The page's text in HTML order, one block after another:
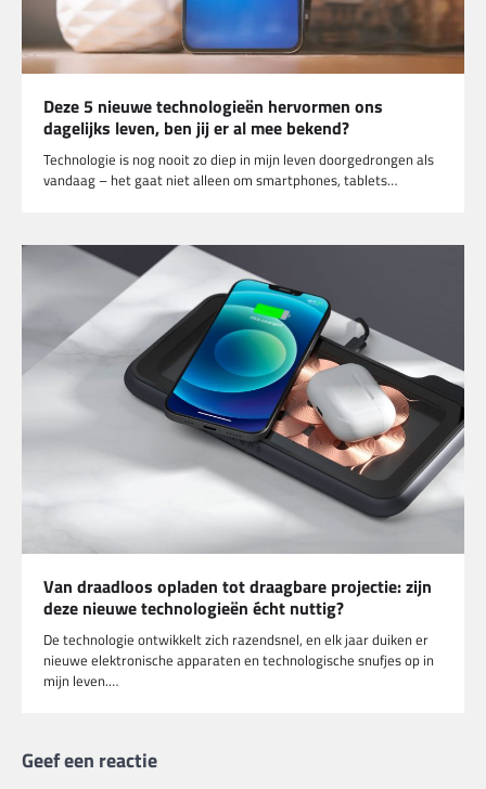
Deze 5 nieuwe technologieën hervormen ons
dagelijks leven, ben jij er al mee bekend?
Technologie is nog nooit zo diep in mijn leven doorgedrongen als
vandaag – het gaat niet alleen om smartphones, tablets…
Van draadloos opladen tot draagbare projectie: zijn
deze nieuwe technologieën écht nuttig?
De technologie ontwikkelt zich razendsnel, en elk jaar duiken er
nieuwe elektronische apparaten en technologische snufjes op in
mijn leven.…
Geef een reactie